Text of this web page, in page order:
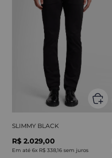
SLIMMY BLACK
R$ 2.029,00
Em até 6x R$ 338,16 sem juros